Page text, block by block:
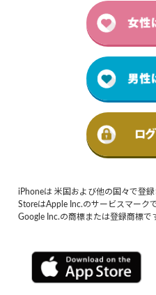
iPhoneは 米国および他の国々で登
StoreはApple Inc.のサービスマーク
Google Inc.の商標または登録商標で